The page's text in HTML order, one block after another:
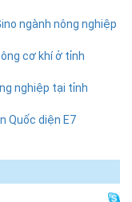
ngành nông nghiệp
cơ khí ở tỉnh
nghiệp tại tỉnh
Quốc diện E7